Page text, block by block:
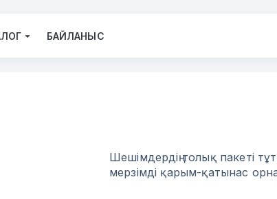
БАЙЛАНЫС
Шешімдердің толық пакеті
мерзімді қарым-қатынас